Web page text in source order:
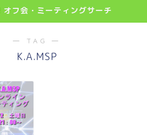
オフ会・ミーティングサーチ
― TAG ―
K.A.MSP